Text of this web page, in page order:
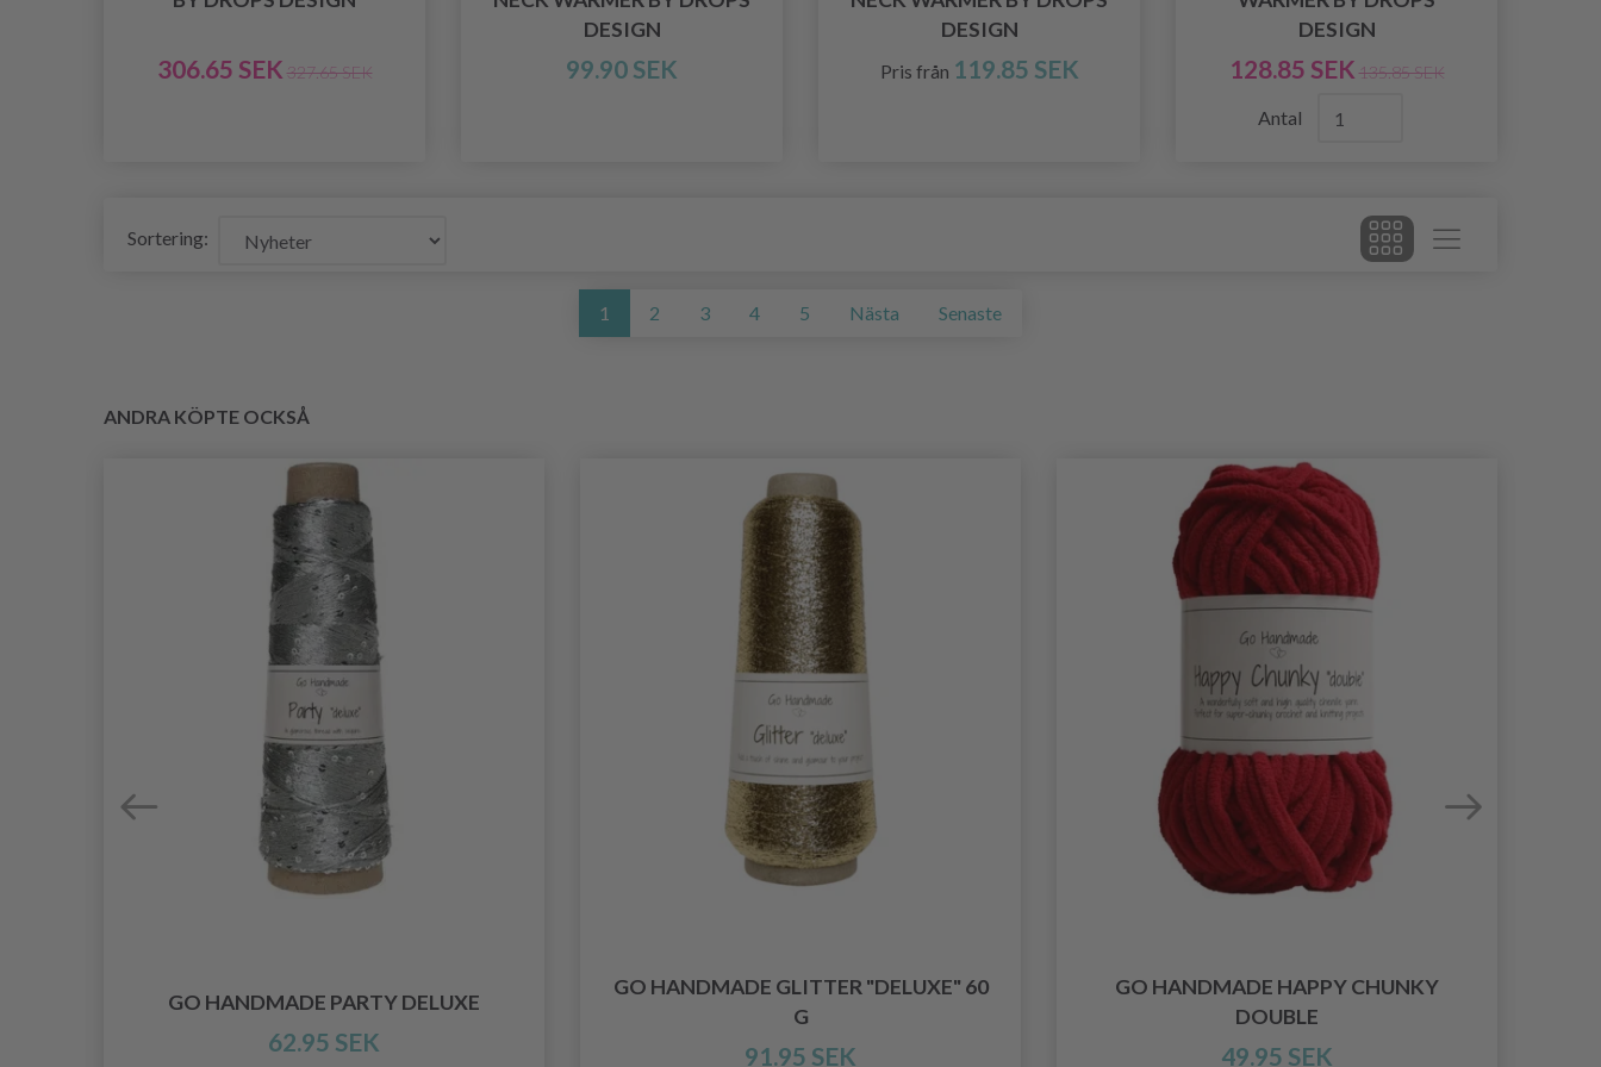
306.65 SEK 327.65 SEK
DESIGN
99.90 SEK
DESIGN
Pris från 119.85 SEK
DESIGN
128.85 SEK 135.85 SEK
Antal
Sortering:
1 2 3 4 5 Nästa Senaste
ANDRA KÖPTE OCKSÅ
GO HANDMADE PARTY DELUXE
62.95 SEK
GO HANDMADE GLITTER "DELUXE" 60
G
91.95 SEK
GO HANDMADE HAPPY CHUNKY
DOUBLE
49.95 SEK